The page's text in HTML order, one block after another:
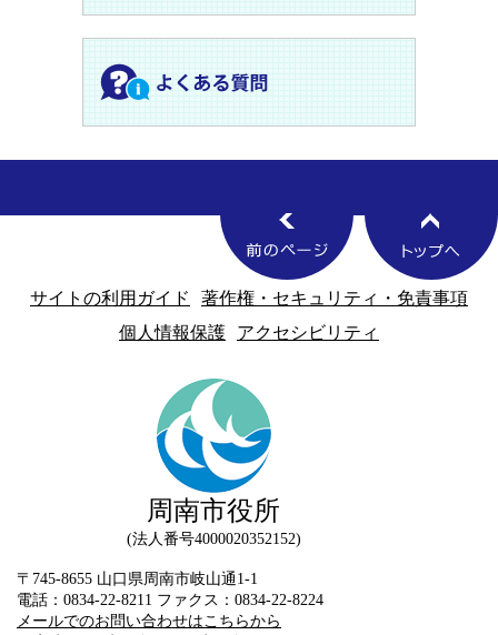
サイトの利用ガイド
著作権・セキュリティ・免責事項
個人情報保護
アクセシビリティ
周南市役所
法人番号4000020352152
〒745-8655 山口県周南市岐山通1-1
電話：0834-22-8211 ファクス：0834-22-8224
メールでのお問い合わせはこちらから